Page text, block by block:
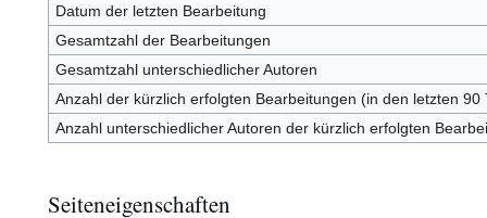
Datum der letzten Bearbeitung
Gesamtzahl der Bearbeitungen
Gesamtzahl unterschiedlicher Autoren
Anzahl der kürzlich erfolgten Bearbeitungen (in den letzten 90
Anzahl unterschiedlicher Autoren der kürzlich erfolgten
Seiteneigenschaften